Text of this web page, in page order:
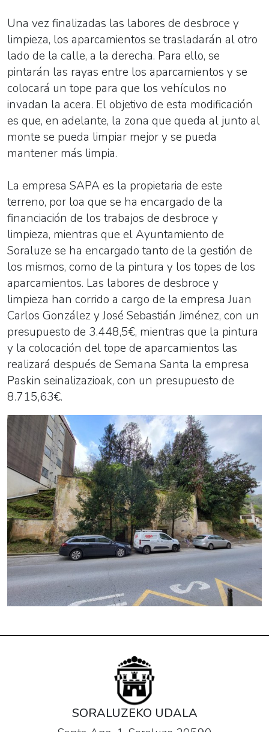
Una vez finalizadas las labores de desbroce y
limpieza, los aparcamientos se trasladarán al otro
lado de la calle, a la derecha. Para ello, se
pintarán las rayas entre los aparcamientos y se
colocará un tope para que los vehículos no
invadan la acera. El objetivo de esta modificación
es que, en adelante, la zona que queda al junto al
monte se pueda limpiar mejor y se pueda
mantener más limpia.
La empresa SAPA es la propietaria de este
terreno, por loa que se ha encargado de la
financiación de los trabajos de desbroce y
limpieza, mientras que el Ayuntamiento de
Soraluze se ha encargado tanto de la gestión de
los mismos, como de la pintura y los topes de los
aparcamientos. Las labores de desbroce y
limpieza han corrido a cargo de la empresa Juan
Carlos González y José Sebastián Jiménez, con un
presupuesto de 3.448,5€, mientras que la pintura
y la colocación del tope de aparcamientos las
realizará después de Semana Santa la empresa
Paskin seinalizazioak, con un presupuesto de
8.715,63€.
SORALUZEKO UDALA